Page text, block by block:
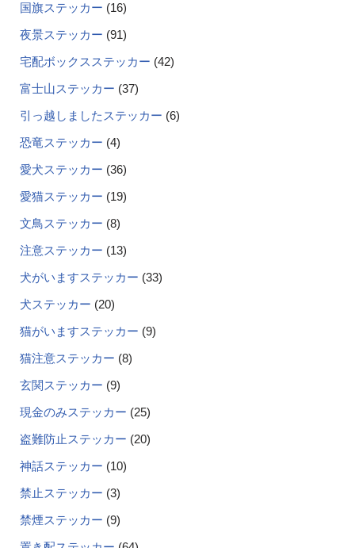
国旗ステッカー
16
夜景ステッカー 91
宅配ボックスステッカー 42
富士山ステッカー 37
引っ越しましたステッカー 6
恐竜ステッカー 4
愛犬ステッカー 36
愛猫ステッカー
19
文鳥ステッカー 8
注意ステッカー
13
犬がいますステッカー 33
犬ステッカー
20
猫がいますステッカー 9
猫注意ステッカー 8
玄関ステッカー 9
現金のみステッカー
25
盗難防止ステッカー
20
神話ステッカー
10
禁止ステッカー 3
禁煙ステッカー 9